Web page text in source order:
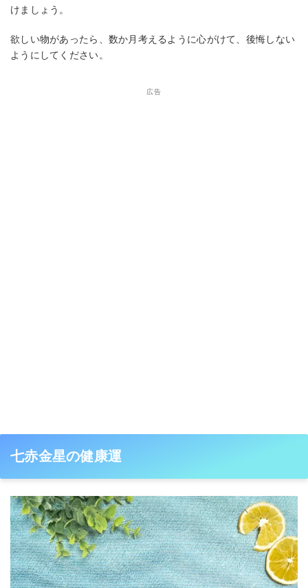
けましょう。
欲しい物があったら、数か月考えるように心がけて、後悔しない
ようにしてください。
広告
七赤金星の健康運